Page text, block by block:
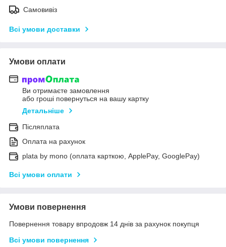
Самовивіз
Всі умови доставки
Умови оплати
Ви отримаєте замовлення
або гроші повернуться на вашу картку
Детальніше
Післяплата
Оплата на рахунок
plata by mono (оплата карткою, ApplePay, GooglePay)
Всі умови оплати
Умови повернення
Повернення товару впродовж 14 днів за рахунок покупця
Всі умови повернення